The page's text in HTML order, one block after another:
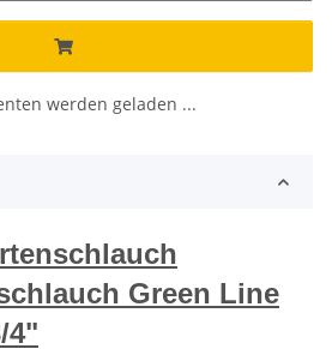
werden geladen ...
Green Line
4"